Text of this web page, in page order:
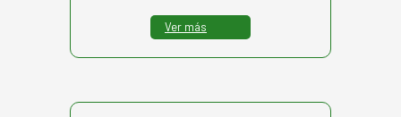
Ver más